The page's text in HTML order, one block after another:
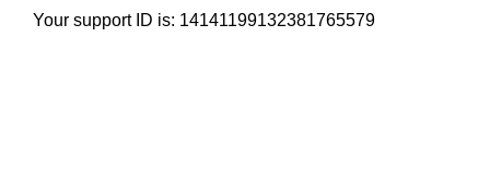
Your support ID is: 14141199132381765579